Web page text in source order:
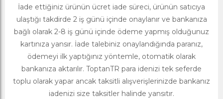
İade ettiğiniz ürünün ücret iade süreci, ürünün satıcıya
ulaştığı takdirde 2 iş günü içinde onaylanır ve bankanıza
bağlı olarak 2-8 iş günü içinde ödeme yapmış olduğunuz
kartınıza yansır. İade talebiniz onaylandığında paranız,
ödemeyi ilk yaptığınız yöntemle, otomatik olarak
bankanıza aktarılır. ToptanTR para idenizi tek seferde
toplu olarak yapar ancak taksitli alışverişlerinizde bankanız
iadenizi size taksitler halinde yansıtır.